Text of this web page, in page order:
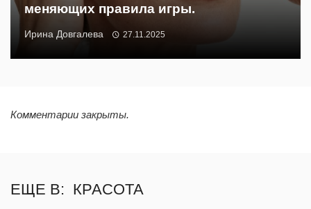
меняющих правила игры.
Ирина Довгалева 27.11.2025
Комментарии закрыты.
ЕЩЕ В: КРАСОТА